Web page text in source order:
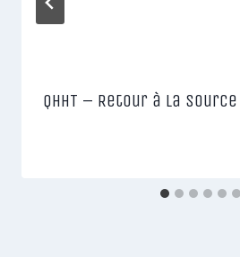
QHHT – Retour à la source